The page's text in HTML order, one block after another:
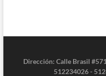
Dirección: Calle Brasil
512234026 -